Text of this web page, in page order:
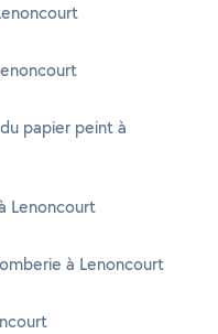
papier peint à
Lenoncourt
à Lenoncourt